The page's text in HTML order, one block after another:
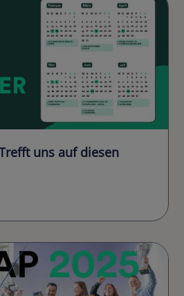
uns auf diesen